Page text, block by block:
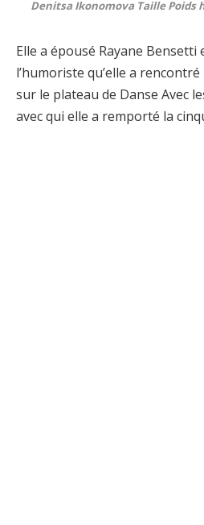
Denitsa Ikonomova Taille
Elle a épousé Rayane Bensetti
l’humoriste qu’elle a
sur le plateau de Danse Avec
avec qui elle a remporté la